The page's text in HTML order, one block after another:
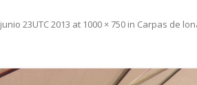
23UTC 2013 at 1000 × 750 in Carpas de